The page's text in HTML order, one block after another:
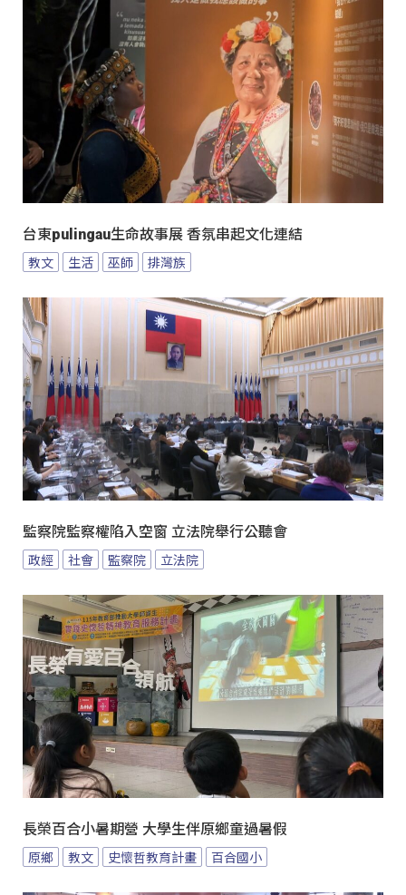
台東pulingau生命故事展 香氛串起文化連結
教文 生活 巫師 排灣族
監察院監察權陷入空窗 立法院舉行公聽會
政經 社會 監察院 立法院
長榮百合小暑期營 大學生伴原鄉童過暑假
原鄉 教文 史懷哲教育計畫 百合國小